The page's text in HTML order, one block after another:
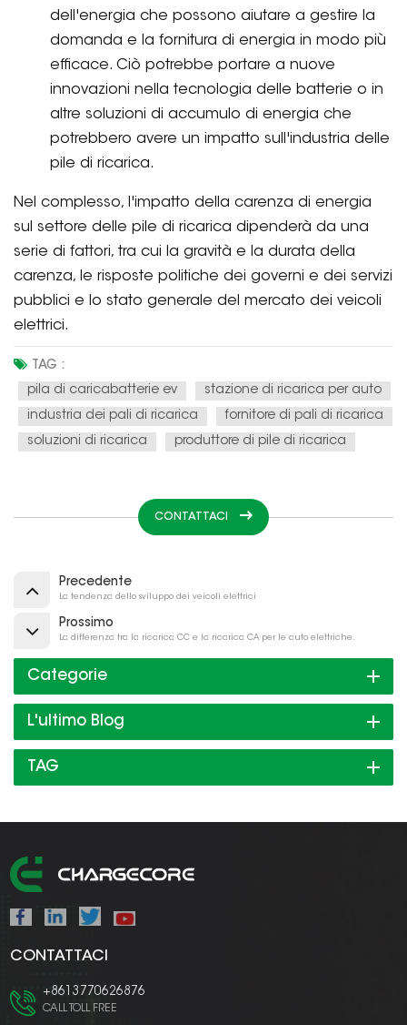
dell'energia che possono aiutare a gestire la
domanda e la fornitura di energia in modo più
efficace. Ciò potrebbe portare a nuove
innovazioni nella tecnologia delle batterie o in
altre soluzioni di accumulo di energia che
potrebbero avere un impatto sull'industria delle
pile di ricarica.
Nel complesso, l'impatto della carenza di energia
sul settore delle pile di ricarica dipenderà da una
serie di fattori, tra cui la gravità e la durata della
carenza, le risposte politiche dei governi e dei servizi
pubblici e lo stato generale del mercato dei veicoli
elettrici.
TAG :
pila di caricabatterie ev
stazione di ricarica per auto
industria dei pali di ricarica
fornitore di pali di ricarica
soluzioni di ricarica
produttore di pile di ricarica
CONTATTACI
Precedente
La tendenza dello sviluppo dei veicoli elettrici
Prossimo
La differenza tra la ricarica CC e la ricarica CA per le auto elettriche.
Categorie
L'ultimo Blog
TAG
CONTATTACI
+8613770626876
CALL TOLL FREE